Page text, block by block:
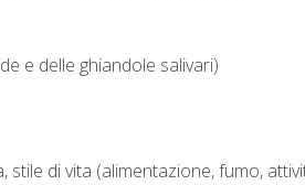
e delle ghiandole salivari)
stile di vita (alimentazione, fumo,